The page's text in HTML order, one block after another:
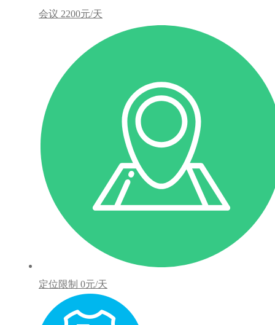
会议 2200元/天
定位限制 0元/天